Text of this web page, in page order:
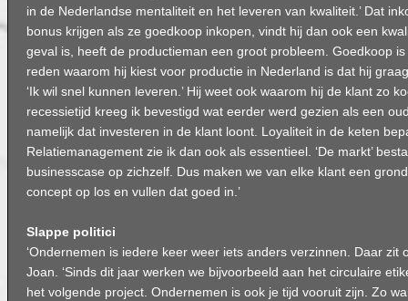
in de Nederlandse mentaliteit en het leveren van kwaliteit.’ Dat
bonus krijgen als ze goedkoop inkopen, vindt hij dan ook een
geval is, heeft de productieman een groot probleem. Goedkoop is
reden waarom hij kiest voor productie in Nederland is dat hij
‘Ik wil snel kunnen leveren.’ Hij weet ook waarom hij de klant zo
recessietijd kreeg ik bevestigd wat eerder werd gezien als een
namelijk dat investeren in de klant loont. Loyaliteit in de keten
Relatiemanagement zie ik dan ook als essentieel. ‘De markt’
businesscase op zichzelf. Dus maken we van elke klant een
concept op los en vullen dat goed in.’
Slappe politici
‘Ondernemen is iedere keer weer iets anders verzinnen. Daar zit
Joan. ‘Sinds dit jaar werken we bijvoorbeeld aan het circulaire
het volgende project. Ondernemen is ook je tijd vooruit zijn. Zo